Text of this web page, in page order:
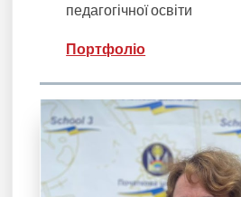
педагогічної освіти
Портфоліо